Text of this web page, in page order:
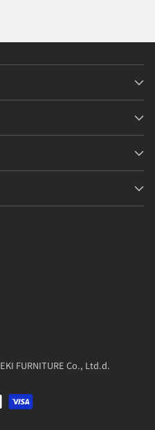
FURNITURE Co., Ltd.d.